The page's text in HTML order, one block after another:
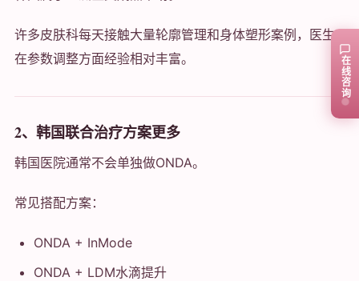
许多皮肤科每天接触大量轮廓管理和身体塑形案例，医生
在参数调整方面经验相对丰富。
2、韩国联合治疗方案更多
韩国医院通常不会单独做ONDA。
常见搭配方案：
ONDA + InMode
ONDA + LDM水滴提升
在线咨询